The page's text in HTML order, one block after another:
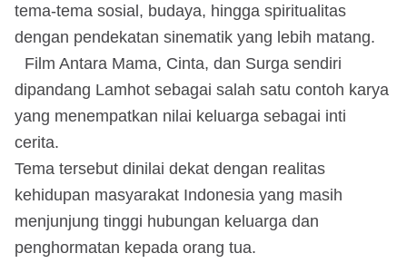
tema-tema sosial, budaya, hingga spiritualitas
dengan pendekatan sinematik yang lebih matang.
Film Antara Mama, Cinta, dan Surga sendiri
dipandang Lamhot sebagai salah satu contoh karya
yang menempatkan nilai keluarga sebagai inti
cerita.
Tema tersebut dinilai dekat dengan realitas
kehidupan masyarakat Indonesia yang masih
menjunjung tinggi hubungan keluarga dan
penghormatan kepada orang tua.